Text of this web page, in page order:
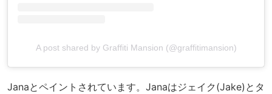
A post shared by Graffiti Mansion (@graffitimansion)
Janaとペイントされています。Janaはジェイク(Jake)とタ